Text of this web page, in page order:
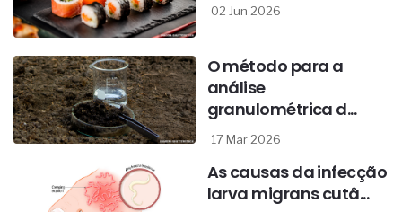
02 Jun 2026
O método para a
análise
granulométrica d...
17 Mar 2026
As causas da infecção
larva migrans cutâ...